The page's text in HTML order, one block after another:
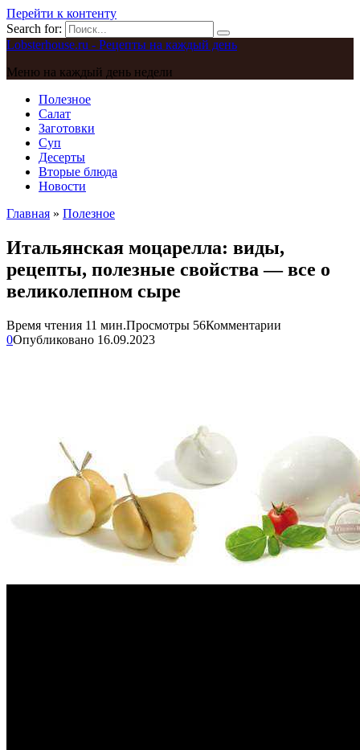
Перейти к контенту
Search for:
Lobsterhouse.ru - Рецепты на каждый день
Меню на каждый день недели
Полезное
Салат
Заготовки
Суп
Десерты
Вторые блюда
Новости
Главная » Полезное
Итальянская моцарелла: виды,
рецепты, полезные свойства — все о
великолепном сыре
Время чтения 11 мин.Просмотры 56Комментарии
0Опубликовано 16.09.2023